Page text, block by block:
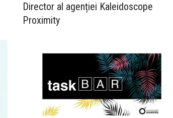
Director al agenției Kaleidoscope
Proximity